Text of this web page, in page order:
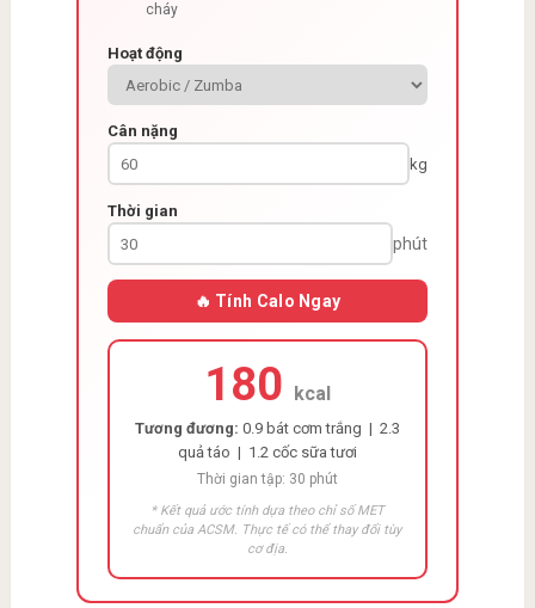
cháy
Hoạt động
Cân nặng
kg
Thời gian
phút
🔥 Tính Calo Ngay
180 kcal
Tương đương: 0.9 bát cơm trắng | 2.3
quả táo | 1.2 cốc sữa tươi
Thời gian tập: 30 phút
* Kết quả ước tính dựa theo chỉ số MET
chuẩn của ACSM. Thực tế có thể thay đổi tùy
cơ địa.